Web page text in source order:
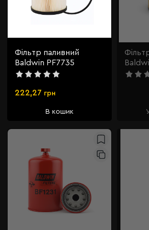
Фільтр паливний
Baldwin PF7735
222,27 грн
В кошик